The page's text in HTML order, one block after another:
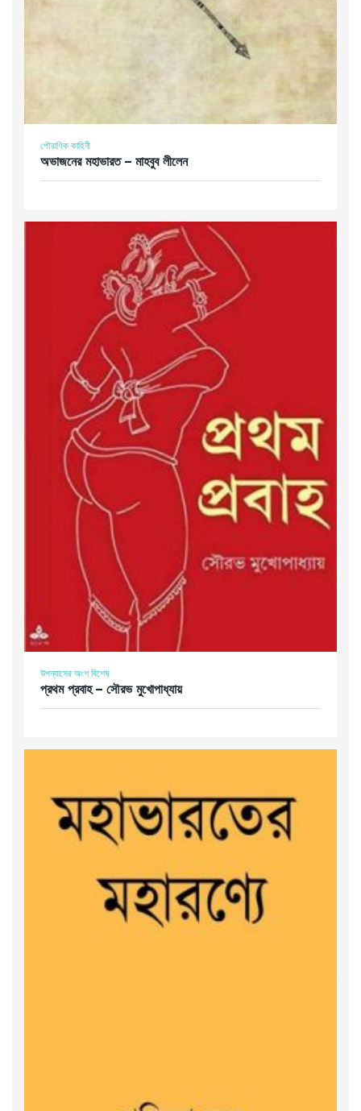
পৌরাণিক কাহিনী
অভাজনের মহাভারত – মাহবুব লীলেন
উপন্যাসের অংশ বিশেষ
প্রথম প্রবাহ – সৌরভ মুখােপাধ্যায়